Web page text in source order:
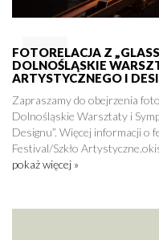
FOTORELACJA Z
DOLNOŚLĄSKIE
ARTYSTYCZNEGO I
Zapraszamy do obejrzenia
Dolnośląskie Warsztaty i
Designu”. Więcej informacji
Festival/Szkło
pokaż więcej »